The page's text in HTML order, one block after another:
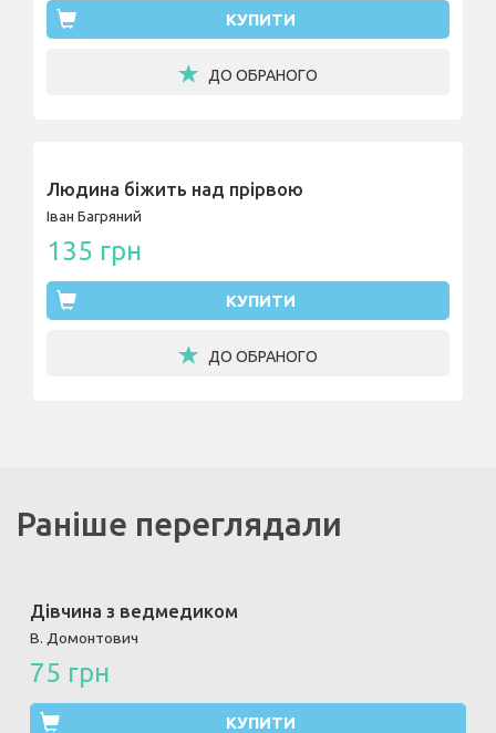
КУПИТИ
ДО ОБРАНОГО
Людина біжить над прірвою
Іван Багряний
135 грн
КУПИТИ
ДО ОБРАНОГО
Раніше переглядали
Дівчина з ведмедиком
В. Домонтович
75 грн
КУПИТИ